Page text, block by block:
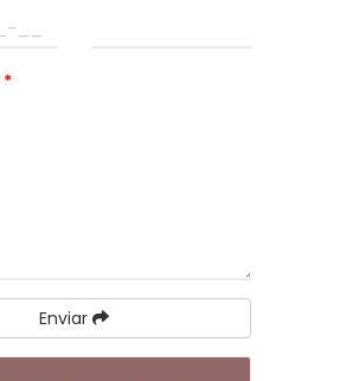
*
Enviar